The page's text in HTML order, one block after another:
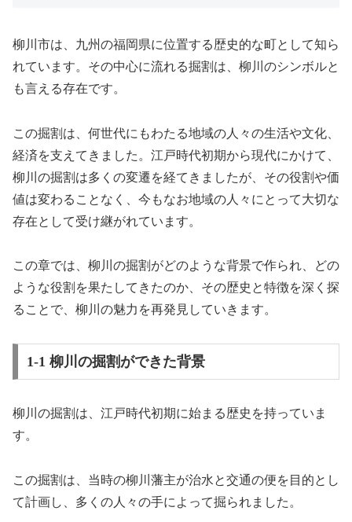
柳川市は、九州の福岡県に位置する歴史的な町として知ら
れています。その中心に流れる掘割は、柳川のシンボルと
も言える存在です。
この掘割は、何世代にもわたる地域の人々の生活や文化、
経済を支えてきました。江戸時代初期から現代にかけて、
柳川の掘割は多くの変遷を経てきましたが、その役割や価
値は変わることなく、今もなお地域の人々にとって大切な
存在として受け継がれています。
この章では、柳川の掘割がどのような背景で作られ、どの
ような役割を果たしてきたのか、その歴史と特徴を深く探
ることで、柳川の魅力を再発見していきます。
1-1 柳川の掘割ができた背景
柳川の掘割は、江戸時代初期に始まる歴史を持っていま
す。
この掘割は、当時の柳川藩主が治水と交通の便を目的とし
て計画し、多くの人々の手によって掘られました。